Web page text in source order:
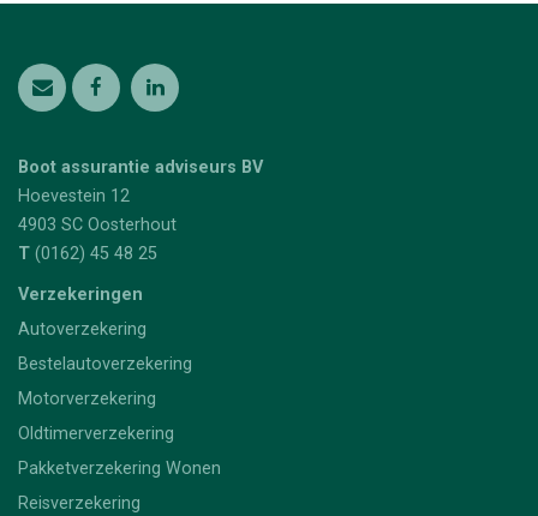
Boot assurantie adviseurs BV
Hoevestein 12
4903 SC Oosterhout
T (0162) 45 48 25
Verzekeringen
Autoverzekering
Bestelautoverzekering
Motorverzekering
Oldtimerverzekering
Pakketverzekering Wonen
Reisverzekering